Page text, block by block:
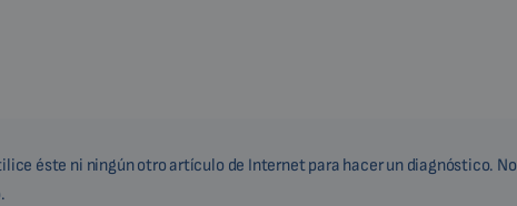
éste ni ningún otro artículo de Internet para hacer un diagnóstico. No